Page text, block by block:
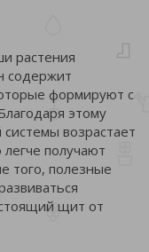
растения
содержит
формируют с
этому
возрастает
получают
того, полезные
щит от